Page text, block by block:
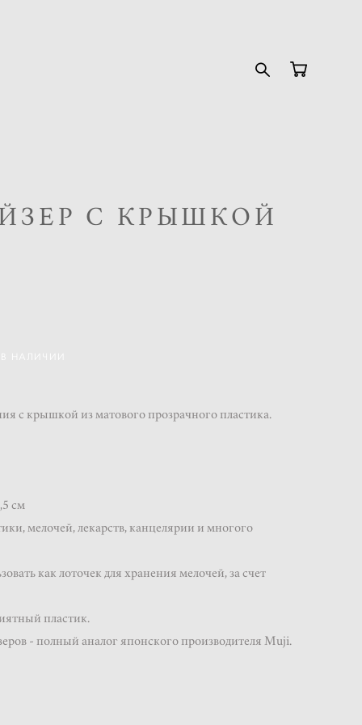
С КРЫШКОЙ
НАЛИЧИИ
с крышкой из матового прозрачного пластика.
см
мелочей, лекарств, канцелярии и многого
как лоточек для хранения мелочей, за счет
пластик.
- полный аналог японского производителя Muji.